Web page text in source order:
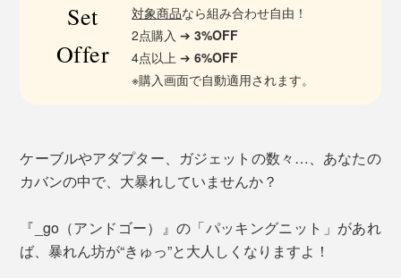
Set
Offer
対象商品なら組み合わせ自由！
2点購入 ➔3%OFF
4点以上 ➔6%OFF
※購入画面で自動適用されます。
ケーブルやアダプター、ガジェットの数々…、あなたの
カバンの中で、大暴れしていませんか？
『_go（アンドゴー）』の「パッキングニット」があれ
ば、暴れん坊が“きゅっ”と大人しくなりますよ！